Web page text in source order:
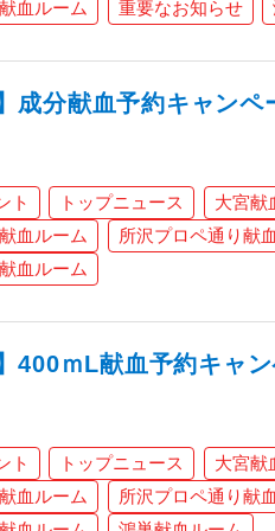
血ルーム
重要なお知らせ
成分献血予約キャンペ
ト トップニュース 大宮献
血ルーム
所沢プロペ通り献
血ルーム
400ｍL献血予約キャ
ト トップニュース 大宮献
血ルーム
所沢プロペ通り献